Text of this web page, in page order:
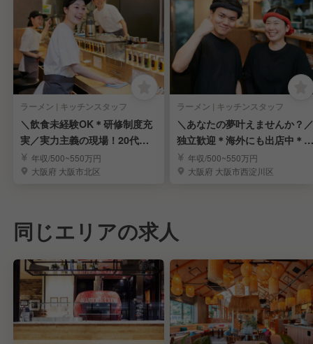
ラーメン | キッチンスタッフ
＼飲食未経験OK＊研修制度充
実／実力主義の現場！20代で
店長・幹部多数！
年収/500~550万円
大阪府 大阪市北区
ラーメン | キッチンスタッフ
＼あなたの夢叶えませんか？／
独立歓迎＊海外にも出店中＊年
収800万狙えます
年収/500~550万円
大阪府 大阪市西淀川区
同じエリアの求人